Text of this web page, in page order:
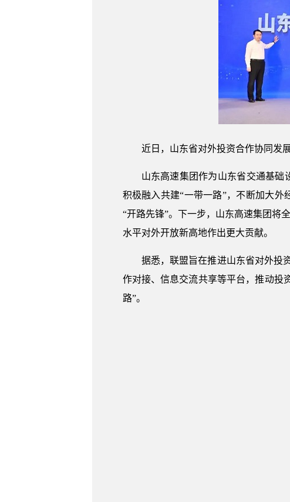
近日，山东省对外投资合作协同发
山东高速集团作为山东省交通基
积极融入共建“一带一路”，不断加大
“开路先锋”。下一步，山东高速集团将
水平对外开放新高地作出更大贡献。
据悉，联盟旨在推进山东省对外投
作对接、信息交流共享等平台，推动投
路”。